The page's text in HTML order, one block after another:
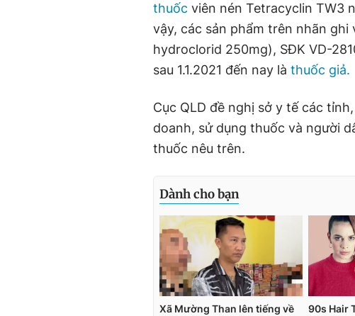
thuốc viên nén Tetracyclin TW3
vậy, các sản phẩm trên nhãn
hydroclorid 250mg), SĐK VD-
sau 1.1.2021 đến nay là thuốc giả.
Cục QLD đề nghị sở y tế các
doanh, sử dụng thuốc và người
thuốc nêu trên.